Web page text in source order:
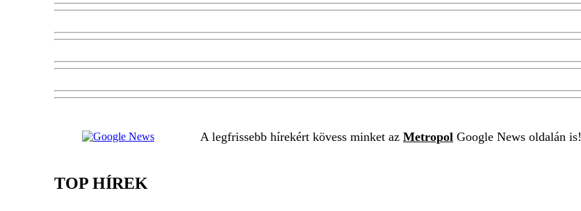
A legfrissebb hírekért kövess minket az Metropol Google News oldalán is!
TOP HÍREK